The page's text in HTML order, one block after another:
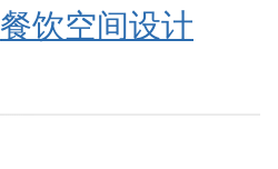
餐饮空间设计